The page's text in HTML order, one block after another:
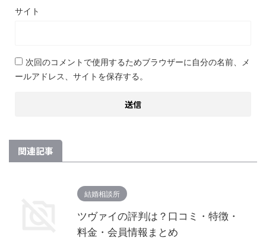
サイト
次回のコメントで使用するためブラウザーに自分の名前、メ
ールアドレス、サイトを保存する。
関連記事
結婚相談所
ツヴァイの評判は？口コミ・特徴・
料金・会員情報まとめ